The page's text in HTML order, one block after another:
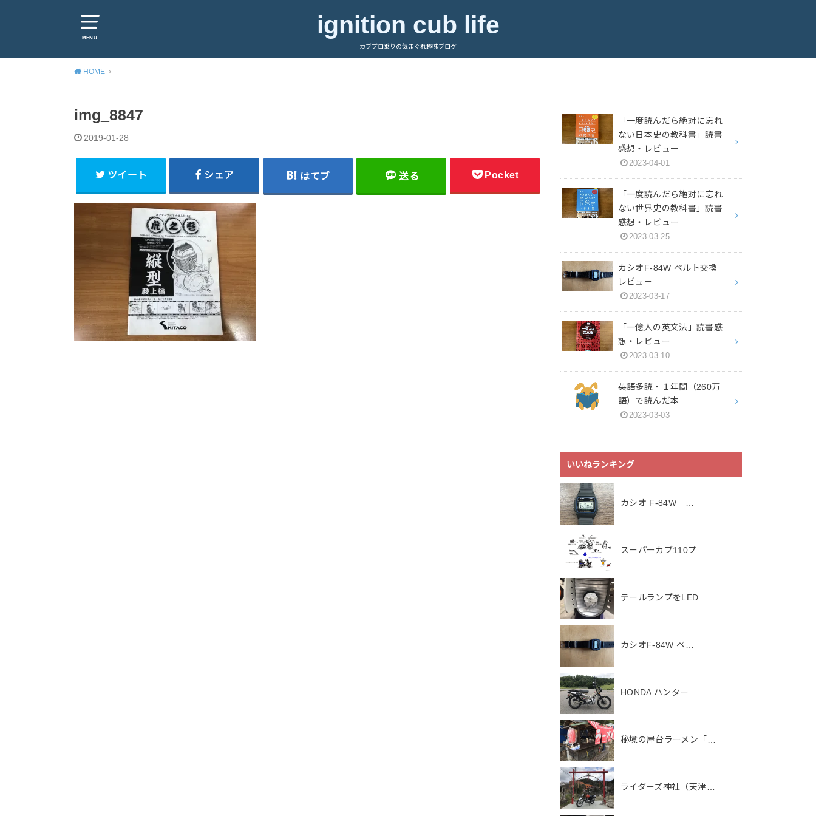
MENU ignition cub life
カブプロ乗りの気まぐれ趣味ブログ
HOME
img_8847
2019-01-28
ツイート シェア はてブ 送る Pocket
「一度読んだら絶対に忘れ
ない日本史の教科書」読書
感想・レビュー
2023-04-01
「一度読んだら絶対に忘れ
ない世界史の教科書」読書
感想・レビュー
2023-03-25
カシオF-84W ベルト交換
レビュー
2023-03-17
「一億人の英文法」読書感
想・レビュー
2023-03-10
英語多読・１年間（260万
語）で読んだ本
2023-03-03
いいねランキング
カシオ F-84W …
スーパーカブ110プ…
テールランプをLED…
カシオF-84W ベ…
HONDA ハンター…
秘境の屋台ラーメン「…
ライダーズ神社（天津…